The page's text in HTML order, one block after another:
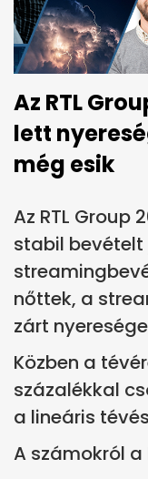
Az RTL
lett
még esik
Az RTL Group
stabil
nőttek, a
zárt
Közben a
százalékkal
a lineáris
A számokról a